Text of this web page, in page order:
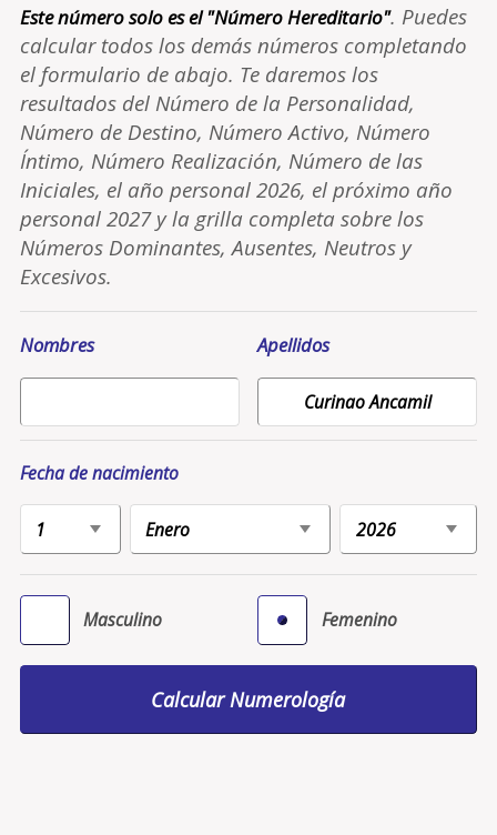
Este número solo es el "Número Hereditario". Puedes
calcular todos los demás números completando
el formulario de abajo. Te daremos los
resultados del Número de la Personalidad,
Número de Destino, Número Activo, Número
Íntimo, Número Realización, Número de las
Iniciales, el año personal 2026, el próximo año
personal 2027 y la grilla completa sobre los
Números Dominantes, Ausentes, Neutros y
Excesivos.
Nombres Apellidos
Fecha de nacimiento
Masculino Femenino